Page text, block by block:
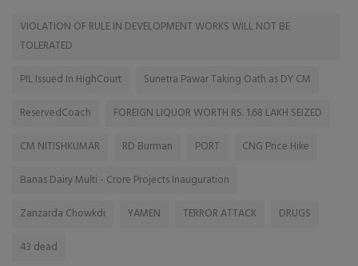
VIOLATION OF RULE IN DEVELOPMENT WORKS WILL NOT BE
TOLERATED
PIL Issued In HighCourt
Sunetra Pawar Taking Oath as DY CM
ReservedCoach
FOREIGN LIQUOR WORTH RS. 1.68 LAKH SEIZED
CM NITISHKUMAR
RD Burman PORT
CNG Price Hike
Banas Dairy Multi - Crore Projects Inauguration
Zanzarda Chowkdi
YAMEN TERROR ATTACK
DRUGS
43 dead